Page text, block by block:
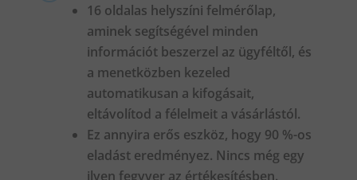
16 oldalas helyszíni felmérőlap,
aminek segítségével minden
információt beszerzel az ügyféltől, és
a menetközben kezeled
automatikusan a kifogásait,
eltávolítod a félelmeit a vásárlástól.
Ez annyira erős eszköz, hogy 90 %-os
eladást eredményez. Nincs még egy
ilyen fegyver az értékesítésben.